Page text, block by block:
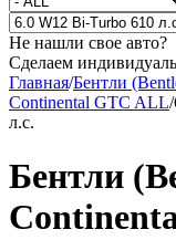
Не нашли свое авто?
Сделаем
Главная/Бентли
Continental GTC ALL/
л.с.
Бентли